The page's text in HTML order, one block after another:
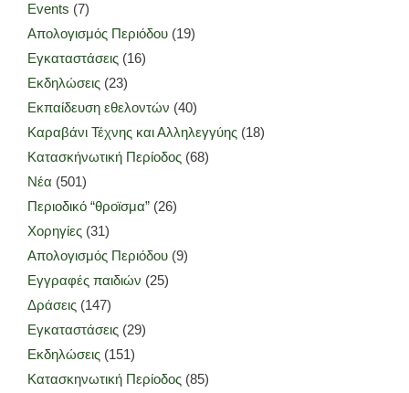
Events (7)
Απολογισμός Περιόδου (19)
Εγκαταστάσεις (16)
Εκδηλώσεις (23)
Εκπαίδευση εθελοντών (40)
Καραβάνι Τέχνης και Αλληλεγγύης (18)
Κατασκήνωτική Περίοδος (68)
Νέα (501)
Περιοδικό “θροϊσμα” (26)
Χορηγίες (31)
Απολογισμός Περιόδου (9)
Εγγραφές παιδιών (25)
Δράσεις (147)
Εγκαταστάσεις (29)
Εκδηλώσεις (151)
Κατασκηνωτική Περίοδος (85)